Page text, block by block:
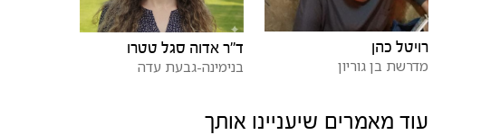
רויטל כהן
מדרשת בן גוריון
ד"ר אדוה סגל טטרו
בנימינה-גבעת עדה
עוד מאמרים שיעניינו אותך